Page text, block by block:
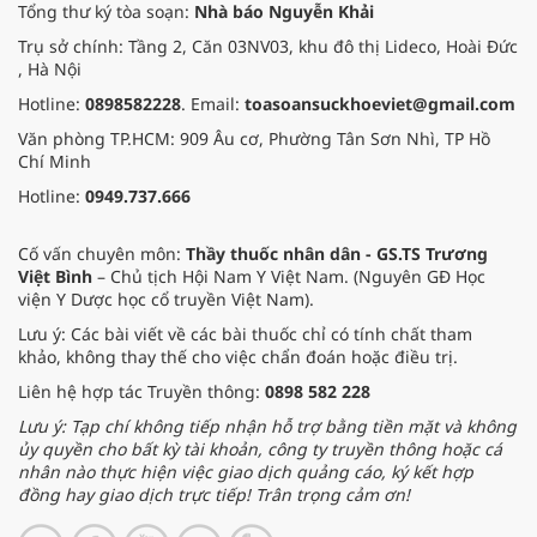
Tổng thư ký tòa soạn: Nhà báo Nguyễn Khải
Trụ sở chính: Tầng 2, Căn 03NV03, khu đô thị Lideco, Hoài Đức
, Hà Nội
Hotline: 0898582228. Email: toasoansuckhoeviet@gmail.com
Văn phòng TP.HCM: 909 Âu cơ, Phường Tân Sơn Nhì, TP Hồ
Chí Minh
Hotline: 0949.737.666
Cố vấn chuyên môn: Thầy thuốc nhân dân - GS.TS Trương
Việt Bình – Chủ tịch Hội Nam Y Việt Nam. (Nguyên GĐ Học
viện Y Dược học cổ truyền Việt Nam).
Lưu ý: Các bài viết về các bài thuốc chỉ có tính chất tham
khảo, không thay thế cho việc chẩn đoán hoặc điều trị.
Liên hệ hợp tác Truyền thông: 0898 582 228
Lưu ý: Tạp chí không tiếp nhận hỗ trợ bằng tiền mặt và không
ủy quyền cho bất kỳ tài khoản, công ty truyền thông hoặc cá
nhân nào thực hiện việc giao dịch quảng cáo, ký kết hợp
đồng hay giao dịch trực tiếp! Trân trọng cảm ơn!